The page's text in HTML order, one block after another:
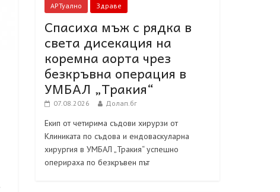
АРТуално Здраве
Спасиха мъж с рядка в
света дисекация на
коремна аорта чрез
безкръвна операция в
УМБАЛ „Тракия“
07.08.2026 Долап.бг
Екип от четирима съдови хирурзи от
Клиниката по съдова и ендоваскуларна
хирургия в УМБАЛ „Тракия“ успешно
оперираха по безкръвен път